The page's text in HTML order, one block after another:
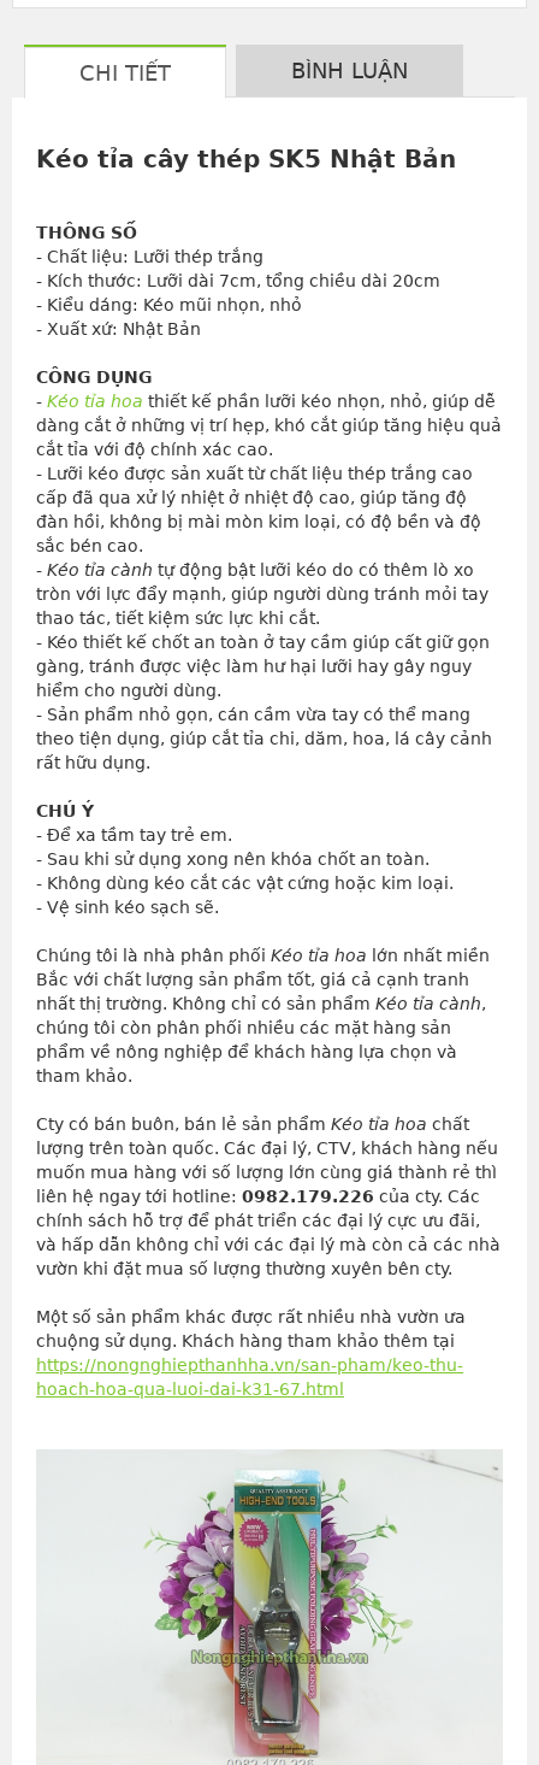
CHI TIẾT BÌNH LUẬN
Kéo tỉa cây thép SK5 Nhật Bản
THÔNG SỐ
- Chất liệu: Lưỡi thép trắng
- Kích thước: Lưỡi dài 7cm, tổng chiều dài 20cm
- Kiểu dáng: Kéo mũi nhọn, nhỏ
- Xuất xứ: Nhật Bản
CÔNG DỤNG
- Kéo tỉa hoa thiết kế phần lưỡi kéo nhọn, nhỏ, giúp dễ
dàng cắt ở những vị trí hẹp, khó cắt giúp tăng hiệu quả
cắt tỉa với độ chính xác cao.
- Lưỡi kéo được sản xuất từ chất liệu thép trắng cao
cấp đã qua xử lý nhiệt ở nhiệt độ cao, giúp tăng độ
đàn hồi, không bị mài mòn kim loại, có độ bền và độ
sắc bén cao.
- Kéo tỉa cành tự động bật lưỡi kéo do có thêm lò xo
tròn với lực đẩy mạnh, giúp người dùng tránh mỏi tay
thao tác, tiết kiệm sức lực khi cắt.
- Kéo thiết kế chốt an toàn ở tay cầm giúp cất giữ gọn
gàng, tránh được việc làm hư hại lưỡi hay gây nguy
hiểm cho người dùng.
- Sản phẩm nhỏ gọn, cán cầm vừa tay có thể mang
theo tiện dụng, giúp cắt tỉa chi, dăm, hoa, lá cây cảnh
rất hữu dụng.
CHÚ Ý
- Để xa tầm tay trẻ em.
- Sau khi sử dụng xong nên khóa chốt an toàn.
- Không dùng kéo cắt các vật cứng hoặc kim loại.
- Vệ sinh kéo sạch sẽ.
Chúng tôi là nhà phân phối Kéo tỉa hoa lớn nhất miền
Bắc với chất lượng sản phẩm tốt, giá cả cạnh tranh
nhất thị trường. Không chỉ có sản phẩm Kéo tỉa cành,
chúng tôi còn phân phối nhiều các mặt hàng sản
phẩm về nông nghiệp để khách hàng lựa chọn và
tham khảo.
Cty có bán buôn, bán lẻ sản phẩm Kéo tỉa hoa chất
lượng trên toàn quốc. Các đại lý, CTV, khách hàng nếu
muốn mua hàng với số lượng lớn cùng giá thành rẻ thì
liên hệ ngay tới hotline: 0982.179.226 của cty. Các
chính sách hỗ trợ để phát triển các đại lý cực ưu đãi,
và hấp dẫn không chỉ với các đại lý mà còn cả các nhà
vườn khi đặt mua số lượng thường xuyên bên cty.
Một số sản phẩm khác được rất nhiều nhà vườn ưa
chuộng sử dụng. Khách hàng tham khảo thêm tại
https://nongnghiepthanhha.vn/san-pham/keo-thu-
hoach-hoa-qua-luoi-dai-k31-67.html